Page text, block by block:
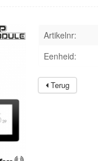
Artikelnr:
Eenheid:
Terug